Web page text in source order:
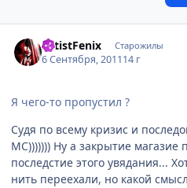
ArtistFenix Старожилы
6 Сентября, 201114 г
Я чего-то пропустил ?
Судя по всему кризис и
МС))))))) Ну а закрытие магазие
последстие этого увядания...
нить переехали, но какой